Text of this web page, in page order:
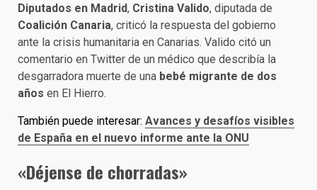
Diputados en Madrid, Cristina Valido, diputada de
Coalición Canaria, criticó la respuesta del gobierno
ante la crisis humanitaria en Canarias. Valido citó un
comentario en Twitter de un médico que describía la
desgarradora muerte de una bebé migrante de dos
años en El Hierro.
También puede interesar: Avances y desafíos visibles
de España en el nuevo informe ante la ONU
«Déjense de chorradas»